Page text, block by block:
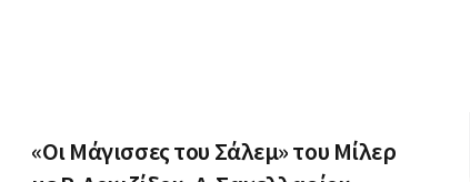
«Οι Μάγισσες του Σάλεμ» του Μίλερ